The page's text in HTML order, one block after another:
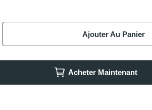
Ajouter Au Panier
Acheter Maintenant